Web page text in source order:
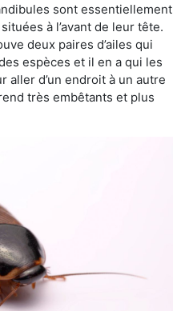
sont essentiellement
à l’avant de leur tête.
deux paires d’ailes qui
espèces et il en a qui les
aller d’un endroit à un autre
très embêtants et plus